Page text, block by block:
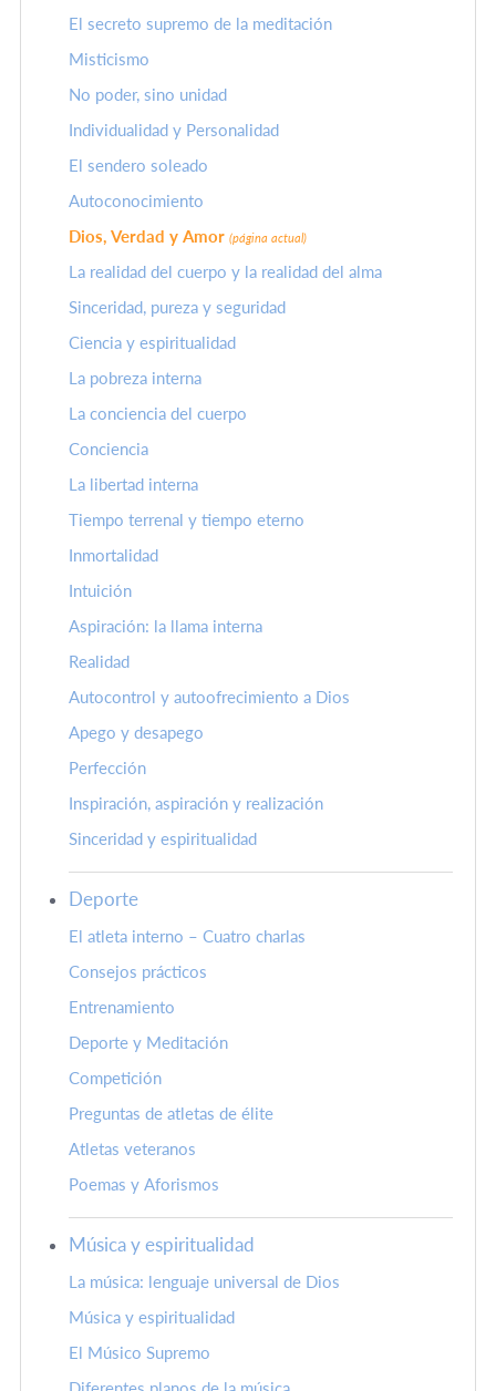
El secreto supremo de la meditación
Misticismo
No poder, sino unidad
Individualidad y Personalidad
El sendero soleado
Autoconocimiento
Dios, Verdad y Amor (página actual)
La realidad del cuerpo y la realidad del alma
Sinceridad, pureza y seguridad
Ciencia y espiritualidad
La pobreza interna
La conciencia del cuerpo
Conciencia
La libertad interna
Tiempo terrenal y tiempo eterno
Inmortalidad
Intuición
Aspiración: la llama interna
Realidad
Autocontrol y autoofrecimiento a Dios
Apego y desapego
Perfección
Inspiración, aspiración y realización
Sinceridad y espiritualidad
Deporte
El atleta interno – Cuatro charlas
Consejos prácticos
Entrenamiento
Deporte y Meditación
Competición
Preguntas de atletas de élite
Atletas veteranos
Poemas y Aforismos
Música y espiritualidad
La música: lenguaje universal de Dios
Música y espiritualidad
El Músico Supremo